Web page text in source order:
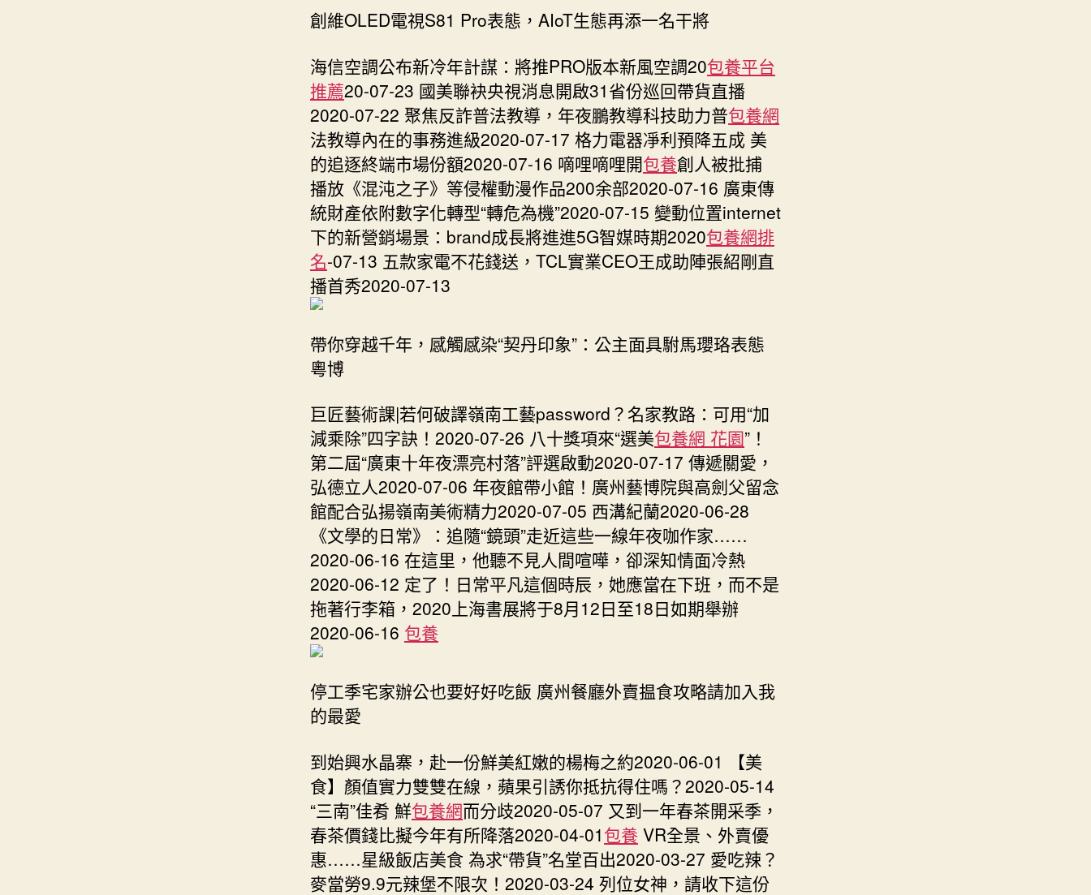
創維OLED電視S81 Pro表態，AIoT生態再添一名干將
海信空調公布新冷年計謀：將推PRO版本新風空調20包養平台
推薦20-07-23 國美聯袂央視消息開啟31省份巡回帶貨直播
2020-07-22 聚焦反詐普法教導，年夜鵬教導科技助力普包養網
法教導內在的事務進級2020-07-17 格力電器凈利預降五成 美
的追逐終端市場份額2020-07-16 嘀哩嘀哩開包養創人被批捕
播放《混沌之子》等侵權動漫作品200余部2020-07-16 廣東傳
統財產依附數字化轉型“轉危為機”2020-07-15 變動位置internet
下的新營銷場景：brand成長將進進5G智媒時期2020包養網排
名-07-13 五款家電不花錢送，TCL實業CEO王成助陣張紹剛直
播首秀2020-07-13
帶你穿越千年，感觸感染“契丹印象”：公主面具駙馬瓔珞表態
粵博
巨匠藝術課|若何破譯嶺南工藝password？名家教路：可用“加
減乘除”四字訣！2020-07-26 八十獎項來“選美包養網 花園”！
第二屆“廣東十年夜漂亮村落”評選啟動2020-07-17 傳遞關愛，
弘德立人2020-07-06 年夜館帶小館！廣州藝博院與高劍父留念
館配合弘揚嶺南美術精力2020-07-05 西溝紀蘭2020-06-28
《文學的日常》：追隨“鏡頭”走近這些一線年夜咖作家……
2020-06-16 在這里，他聽不見人間喧嘩，卻深知情面冷熱
2020-06-12 定了！日常平凡這個時辰，她應當在下班，而不是
拖著行李箱，2020上海書展將于8月12日至18日如期舉辦
2020-06-16 包養
停工季宅家辦公也要好好吃飯 廣州餐廳外賣揾食攻略請加入我
的最愛
到始興水晶寨，赴一份鮮美紅嫩的楊梅之約2020-06-01 【美
食】顏值實力雙雙在線，蘋果引誘你抵抗得住嗎？2020-05-14
“三南”佳肴 鮮包養網而分歧2020-05-07 又到一年春茶開采季，
春茶價錢比擬今年有所降落2020-04-01包養 VR全景、外賣優
惠……星級飯店美食 為求“帶貨”名堂百出2020-03-27 愛吃辣？
麥當勞9.9元辣堡不限次！2020-03-24 列位女神，請收下這份